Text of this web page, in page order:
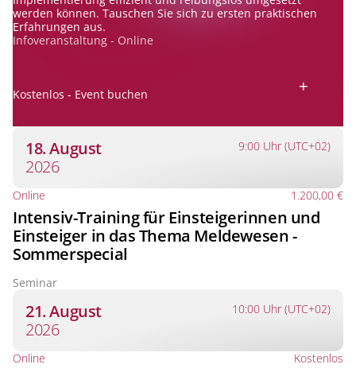
werden können. Tauschen Sie sich zu ersten praktischen
Erfahrungen aus.
Infoveranstaltung - Online
Kostenlos - Event buchen +
18. August
2026
9:00 Uhr (UTC+02)
Online 1.200,00 €
Intensiv-Training für Einsteigerinnen und
Einsteiger in das Thema Meldewesen -
Sommerspecial
Seminar
21. August
2026
10:00 Uhr (UTC+02)
Online Kostenlos